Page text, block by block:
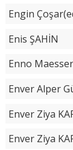
Engin
Enis ŞAHİN
Enno
Enver Alper
Enver Ziya
Enver Ziya